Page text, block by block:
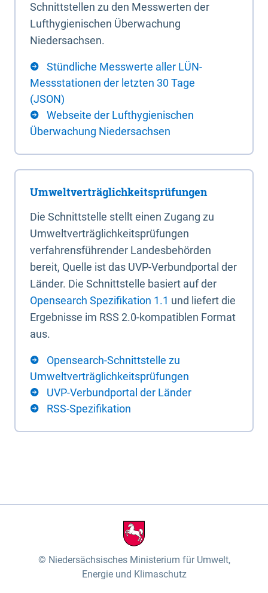
Schnittstellen zu den Messwerten der
Lufthygienischen Überwachung
Niedersachsen.
Stündliche Messwerte aller LÜN-
Messstationen der letzten 30 Tage
(JSON)
Webseite der Lufthygienischen
Überwachung Niedersachsen
Umweltverträglichkeitsprüfungen
Die Schnittstelle stellt einen Zugang zu
Umweltverträglichkeitsprüfungen
verfahrensführender Landesbehörden
bereit, Quelle ist das UVP-Verbundportal der
Länder. Die Schnittstelle basiert auf der
Opensearch Spezifikation 1.1 und liefert die
Ergebnisse im RSS 2.0-kompatiblen Format
aus.
Opensearch-Schnittstelle zu
Umweltverträglichkeitsprüfungen
UVP-Verbundportal der Länder
RSS-Spezifikation
Niedersächsisches Ministerium für Umwelt,
Energie und Klimaschutz